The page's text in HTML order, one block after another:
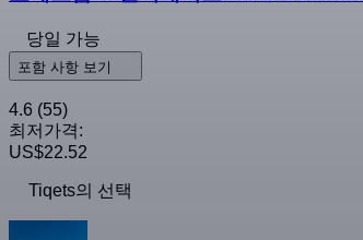
당일 가능
포함 사항 보기
4.6 (55)
최저가격:
US$22.52
Tiqets의 선택